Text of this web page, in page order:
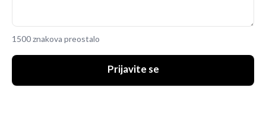
1500 znakova preostalo
Prijavite se